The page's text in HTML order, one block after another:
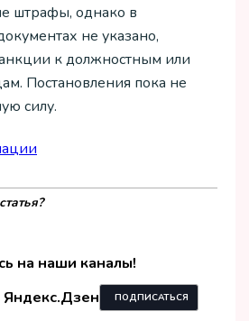
штрафы, однако в
не указано,
к должностным или
Постановления пока не
силу.
на наши каналы!
ПОДПИСАТЬСЯ